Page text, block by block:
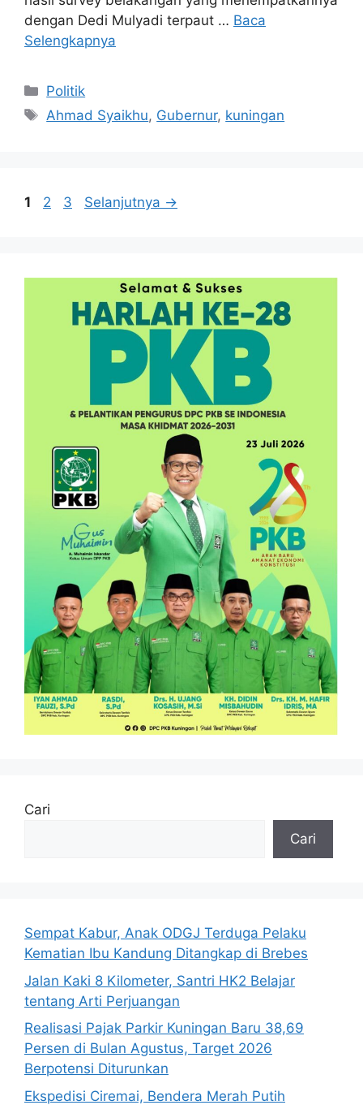
dengan Dedi Mulyadi terpaut … Baca
Selengkapnya
Kategori
Politik
Tag
Ahmad Syaikhu, Gubernur, kuningan
Halaman
1 Halaman
2 Halaman
3 Selanjutnya →
Cari
Cari
Sempat Kabur, Anak ODGJ Terduga Pelaku
Kematian Ibu Kandung Ditangkap di Brebes
Jalan Kaki 8 Kilometer, Santri HK2 Belajar
tentang Arti Perjuangan
Realisasi Pajak Parkir Kuningan Baru 38,69
Persen di Bulan Agustus, Target 2026
Berpotensi Diturunkan
Ekspedisi Ciremai, Bendera Merah Putih